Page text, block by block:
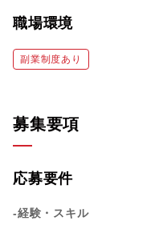
職場環境
副業制度あり
募集要項
応募要件
-経験・スキル